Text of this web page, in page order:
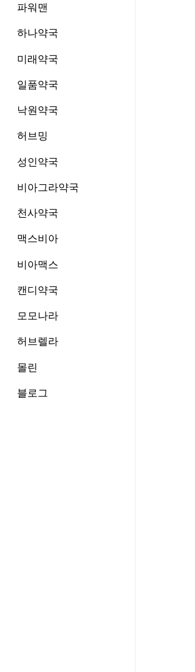
파워맨
하나약국
미래약국
일품약국
낙원약국
허브밍
성인약국
비아그라약국
천사약국
맥스비아
비아맥스
캔디약국
모모나라
허브렐라
몰린
블로그